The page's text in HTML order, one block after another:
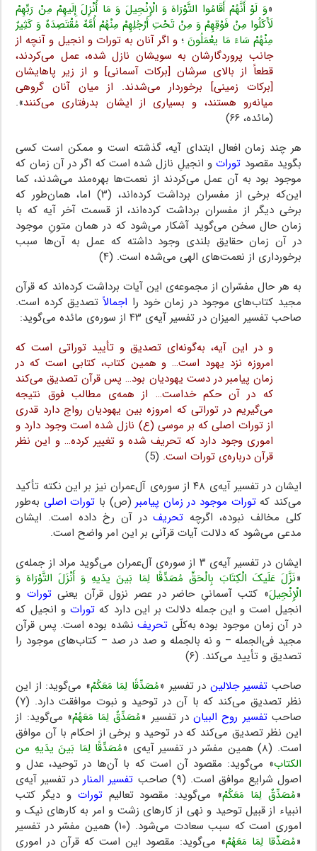
«وَ لَوْ أَنَّهُمْ أَقَامُوا التَّوْرَاهَ وَ الْإِنْجِیلَ وَ مَا أُنْزِلَ إِلَیهِمْ مِنْ رَبِّهِمْ
لَأَکَلُوا مِنْ فَوْقِهِمْ وَ مِنْ تَحْتِ أَرْجُلِهِمْ مِنْهُمْ أُمَّهٌ مُقْتَصِدَهٌ وَ کَثِیرٌ
مِنْهُمْ سَاءَ مَا یعْمَلُونَ؛ و اگر آنان به تورات و انجیل و آنچه از
جانب پروردگارشان به سویشان نازل شده، عمل می‌کردند،
قطعاً از بالای سرشان [برکات آسمانی] و از زیر پاهایشان
[برکات زمینی] برخوردار می‌شدند. از میان آنان گروهی
میانه‌رو هستند، و بسیاری از ایشان بدرفتاری می‌کنند».
(مائده، ۶۶)
هر چند زمان افعال ابتدای آیه، گذشته است و ممکن است کسی
بگوید مقصود توراتو انجیلِ نازل شده است که اگر در آن زمان که
موجود بود به آن عمل می‌کردند از نعمت‌ها بهره‌مند می‌شدند، کما
این‌که برخی از مفسران برداشت کرده‌اند، (۳) اما، همان‌طور که
برخی دیگر از مفسران برداشت کرده‌اند، از قسمت آخر آیه که با
زمان حال سخن می‌گوید آشکار می‌شود که در همان متونِ موجود
در آن زمان حقایق بلندی وجود داشته که عمل به آن‌ها سبب
برخورداری از نعمت‌های الهی می‌شده است. (۴)
به هر حال مفسّران از مجموعه‌ی این آیات برداشت کرده‌اند که قرآن
مجید کتاب‌های موجود در زمان خود را اجمالاًتصدیق کرده است.
صاحب تفسیر المیزان در تفسیر آیه‌ی ۴۳ از سوره‌ی مائده می‌گوید:
و در این آیه، به‌گونه‌ای تصدیق و تأیید توراتی است که
امروزه نزد یهود است… و همین کتاب، کتابی است که در
زمان پیامبر در دست یهودیان بود… پس قرآن تصدیق می‌کند
که در آن حکم خداست… از همه‌ی مطالب فوق نتیجه
می‌گیریم در توراتی که امروزه بین یهودیان رواج دارد قدری
از تورات اصلی که بر موسی (ع) نازل شده است وجود دارد و
اموری وجود دارد که تحریف شده و تغییر کرده… و این نظر
قرآن درباره‌ی تورات است. (5)
ایشان در تفسیر آیه‌ی ۴۸ از سوره‌ی آل‌عمران نیز بر این نکته تأکید
می‌کند کهتورات موجود در زمان پیامبر(ص) با تورات اصلی به‌طور
کلی مخالف نبوده، اگرچه تحریفدر آن رخ داده است. ایشان
مدعی می‌شود که دلالت آیات قرآنی بر این امر واضح است.
ایشان در تفسیر آیه‌ی ۳ از سوره‌ی آل‌عمران می‌گوید مراد از جمله‌ی
«نَزَّلَ عَلَیکَ الْکِتَابَ بِالْحَقِّ مُصَدِّقًا لِمَا بَینَ یدَیهِ وَ أَنْزَلَ التَّوْرَاهَ وَ
الْإِنْجِیلَ» کتب آسمانیِ حاضر در عصر نزول قرآن یعنیتورات و
انجیل است و این جمله دلالت بر این دارد که توراتو انجیل که
در آن زمان موجود بوده به‌کلّی تحریفنشده بوده است. پس قرآن
مجید فی‌الجمله – و نه بالجمله و صد در صد – کتاب‌های موجود را
تصدیق و تأیید می‌کند. (۶)
صاحب تفسیر جلالین در تفسیر «مُصَدِّقًا لِمَا مَعَکُمْ» می‌گوید: از این
نظر تصدیق می‌کند که با آن در توحید و نبوت موافقت دارد. (۷)
صاحبتفسیر روح البیاندر تفسیر «مُصَدِّقٌ لِمَا مَعَهُمْ» می‌گوید: از
این نظر تصدیق می‌کند که در توحید و برخی از احکام با آن موافق
است. (۸) همین مفسّر در تفسیر آیه‌ی «
مُصَدِّقًا لِمَا بَینَ یدَیهِ من
الکتاب» می‌گوید: مقصود آن است که با آن‌ها در توحید، عدل و
اصول شرایع موافق است. (۹) صاحب
تفسیر المناردر تفسیر آیه‌ی
«مُصَدِّقٌ لِمَا مَعَکُمْ» می‌گوید: مقصود تعالیمتورات و دیگر کتب
انبیاء از قبیل توحید و نهی از کارهای زشت و امر به کارهای نیک و
اموری است که سبب سعادت می‌شود. (۱۰) همین مفسّر در تفسیر
«مُصَدِّقا لِمَا مَعَهُمْ» می‌گوید: مقصود این است که قرآن در اموری